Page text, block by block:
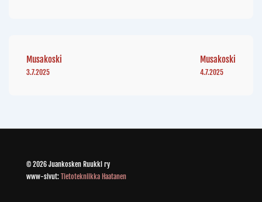
Musakoski
3.7.2025
Musakoski
4.7.2025
© 2026 Juankosken Ruukki ry
www-sivut: Tietotekniikka Haatanen